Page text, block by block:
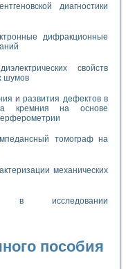
диагностики
дифракционные
свойств
шумов
и развития дефектов в
кремния на основе
томограф на
механических
в исследовании
пособия